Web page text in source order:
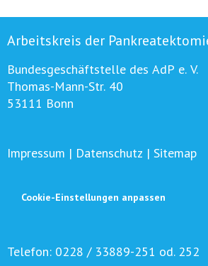
Arbeitskreis der
Bundesgeschäftstelle des AdP e. V.
Thomas-Mann-Str. 40
53111 Bonn
Impressum | Datenschutz | Sitemap
Cookie-Einstellungen anpassen
Telefon: 0228 / 33889-251 od. 252